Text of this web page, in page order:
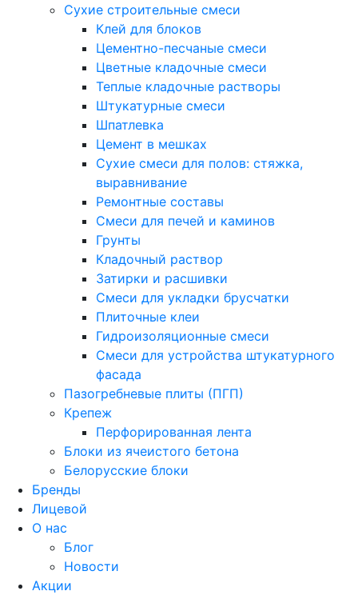
Сухие строительные смеси
Клей для блоков
Цементно-песчаные смеси
Цветные кладочные смеси
Теплые кладочные растворы
Штукатурные смеси
Шпатлевка
Цемент в мешках
Сухие смеси для полов: стяжка,
выравнивание
Ремонтные составы
Смеси для печей и каминов
Грунты
Кладочный раствор
Затирки и расшивки
Смеси для укладки брусчатки
Плиточные клеи
Гидроизоляционные смеси
Смеси для устройства штукатурного
фасада
Пазогребневые плиты (ПГП)
Крепеж
Перфорированная лента
Блоки из ячеистого бетона
Белорусские блоки
Бренды
Лицевой
О нас
Блог
Новости
Акции